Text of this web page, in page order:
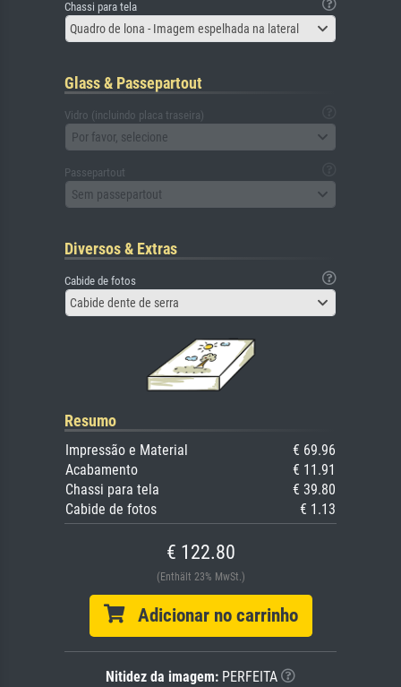
Chassi para tela
Quadro de lona - Imagem espelhada na lateral
Glass & Passepartout
Vidro (incluindo placa traseira)
Por favor, selecione
Passepartout
Sem passepartout
Diversos & Extras
Cabide de fotos
Cabide dente de serra
Resumo
Impressão e Material
€ 69.96
Acabamento
€ 11.91
Chassi para tela
€ 39.80
Cabide de fotos
€ 1.13
€ 122.80
(Enthält 23% MwSt.)
Adicionar no carrinho
Nitidez da imagem: PERFEITA